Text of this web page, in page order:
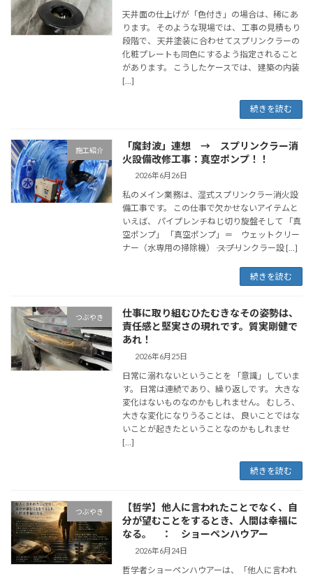
天井面の仕上げが「色付き」の場合は、稀にあ
ります。 そのような現場では、 工事の見積もり
段階で、 天井塗装に合わせてスプリンクラーの
化粧プレートも同色にするよう指定されること
があります。 こうしたケースでは、 建築の内装
[…]
続きを読む
施工紹介
「魔封波」連想 → スプリンクラー消
火設備改修工事：真空ポンプ！！
2026年6月26日
私のメイン業務は、湿式スプリンクラー消火設
備工事です。 この仕事で欠かせないアイテムと
いえば、 パイプレンチねじ切り旋盤そして 「真
空ポンプ」 「真空ポンプ」＝ ウェットクリー
ナー（水専用の掃除機） ⸻ スプリンクラー設 […]
続きを読む
つぶやき
仕事に取り組むひたむきなその姿勢は、
責任感と堅実さの現れです。質実剛健で
あれ！
2026年6月25日
日常に溺れないということを 「意識」していま
す。 日常は連続であり、繰り返しです。 大きな
変化はないものなのかもしれません。 むしろ、
大きな変化になりうることは、 良いことではな
いことが起きたということなのかもしれませ
[…]
続きを読む
つぶやき
【哲学】他人に言われたことでなく、自
分が望むことをするとき、人間は幸福に
なる。 ： ショーペンハウアー
2026年6月24日
哲学者ショーペンハウアーは、「他人に言われ